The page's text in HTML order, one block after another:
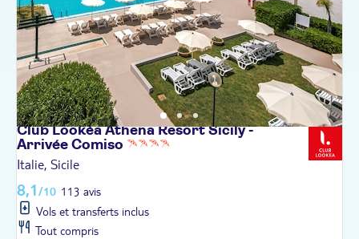
Club Lookéa Athena Resort Sicily -
Arrivée Comiso
Italie, Sicile
8,1/10 113 avis
Vols et transferts inclus
Tout compris